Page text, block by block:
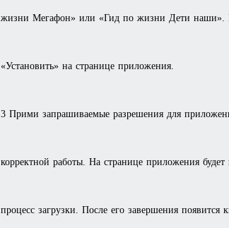
жизни Мегафон» или «Гид по жизни Дети
«Установить» на странице приложения.
3 Прими запрашиваемые разрешения для
корректной работы. На странице приложения будет
процесс загрузки. После его завершения появится